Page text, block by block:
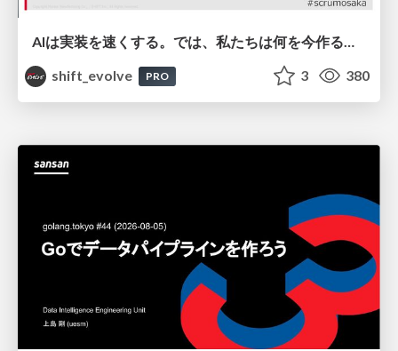
AIは実装を速くする。では、私たちは何を今作るべきか？－立場を越えてリリースに向き合ったチーム開発の実践 / 20260801 Hiromi Nakaya and Naoki Takahashi
shift_evolve
PRO 3 380